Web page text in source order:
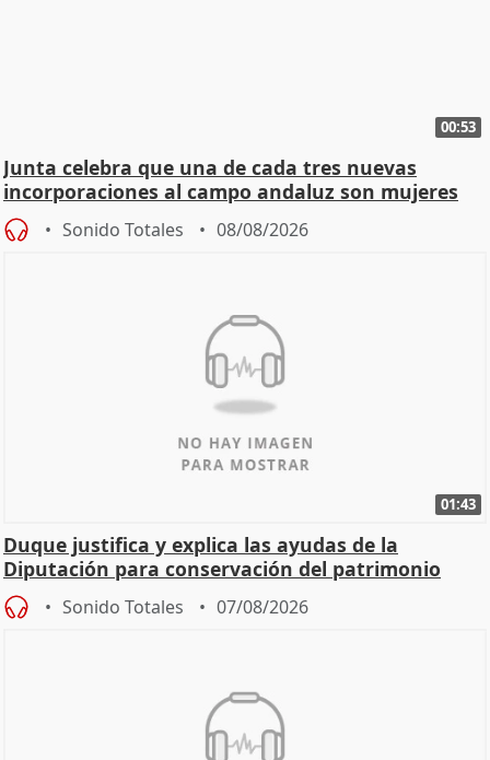
00:53
Junta celebra que una de cada tres nuevas
incorporaciones al campo andaluz son mujeres
jóvenes
Sonido Totales 08/08/2026
01:43
Duque justifica y explica las ayudas de la
Diputación para conservación del patrimonio
Sonido Totales 07/08/2026